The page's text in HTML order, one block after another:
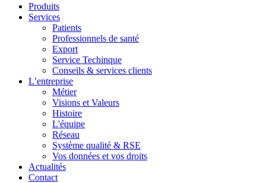
Produits
Services
Patients
Professionnels de santé
Export
Service Techinque
Conseils & services clients
L’entreprise
Métier
Visions et Valeurs
Histoire
L'équipe
Réseau
Système qualité & RSE
Vos données et vos droits
Actualités
Contact